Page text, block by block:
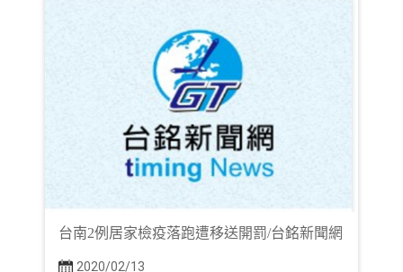
台南2例居家檢疫落跑遭移送開罰/台銘新聞網
2020/02/13